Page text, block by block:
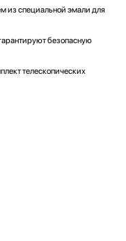
из специальной эмали для
безопасную
телескопических